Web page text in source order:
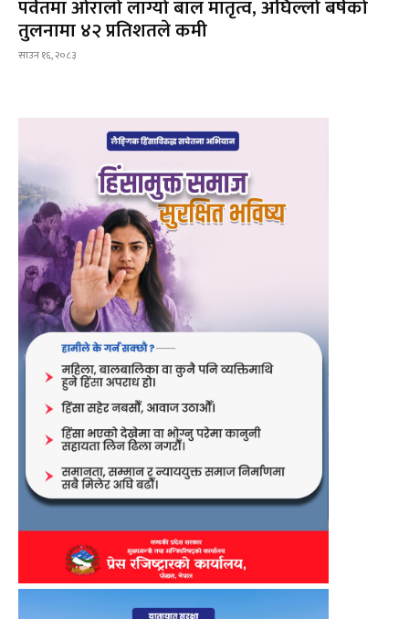
पर्वतमा ओरालो लाग्यो बाल मातृत्व, अघिल्लो बर्षको
तुलनामा ४२ प्रतिशतले कमी
साउन १६, २०८३